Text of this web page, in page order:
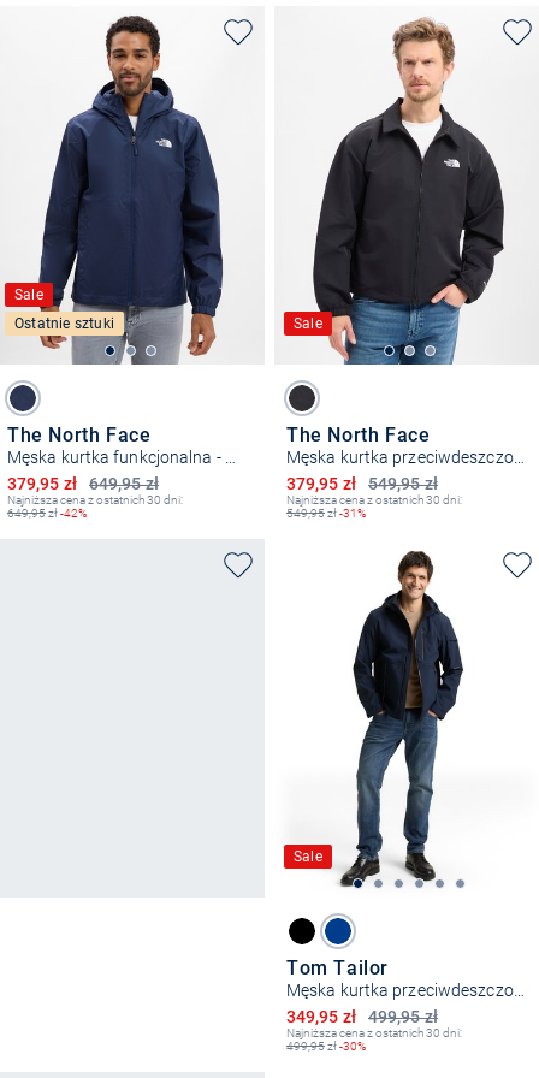
Sale
Ostatnie sztuki
The North Face
649,95 zł
Obniżona cena
379,95 zł
Najniższa cena z ostatnich 30 dni:
649,95zł-42%
Sale
The North Face
Męska kurtka przeciwdeszczowa
549,95 zł
Obniżona cena
379,95 zł
Najniższa cena z ostatnich 30 dni:
549,95zł-31%
Sale
Tom Tailor
Męska kurtka przeciwdeszczowa
499,95 zł
Obniżona cena
349,95 zł
Najniższa cena z ostatnich 30 dni:
499,95zł-30%